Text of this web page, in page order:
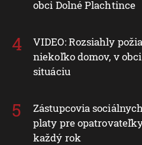
obci Dolné Plachtince
VIDEO: Rozsiahly
niekoľko domov, v
situáciu
Zástupcovia
platy pre
každý rok